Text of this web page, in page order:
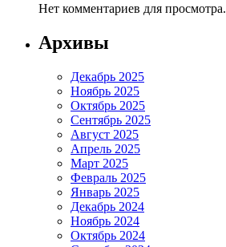
Нет комментариев для просмотра.
Архивы
Декабрь 2025
Ноябрь 2025
Октябрь 2025
Сентябрь 2025
Август 2025
Апрель 2025
Март 2025
Февраль 2025
Январь 2025
Декабрь 2024
Ноябрь 2024
Октябрь 2024